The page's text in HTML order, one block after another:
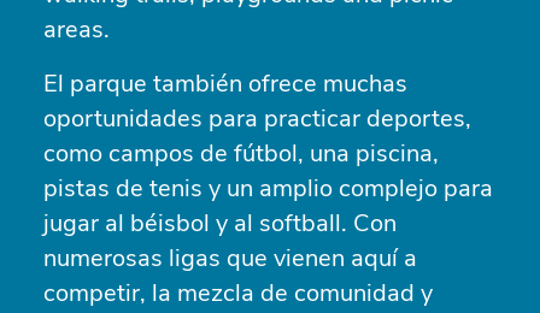
areas.
El parque también ofrece muchas
oportunidades para practicar deportes,
como campos de fútbol, una piscina,
pistas de tenis y un amplio complejo para
jugar al béisbol y al softball. Con
numerosas ligas que vienen aquí a
competir, la mezcla de comunidad y